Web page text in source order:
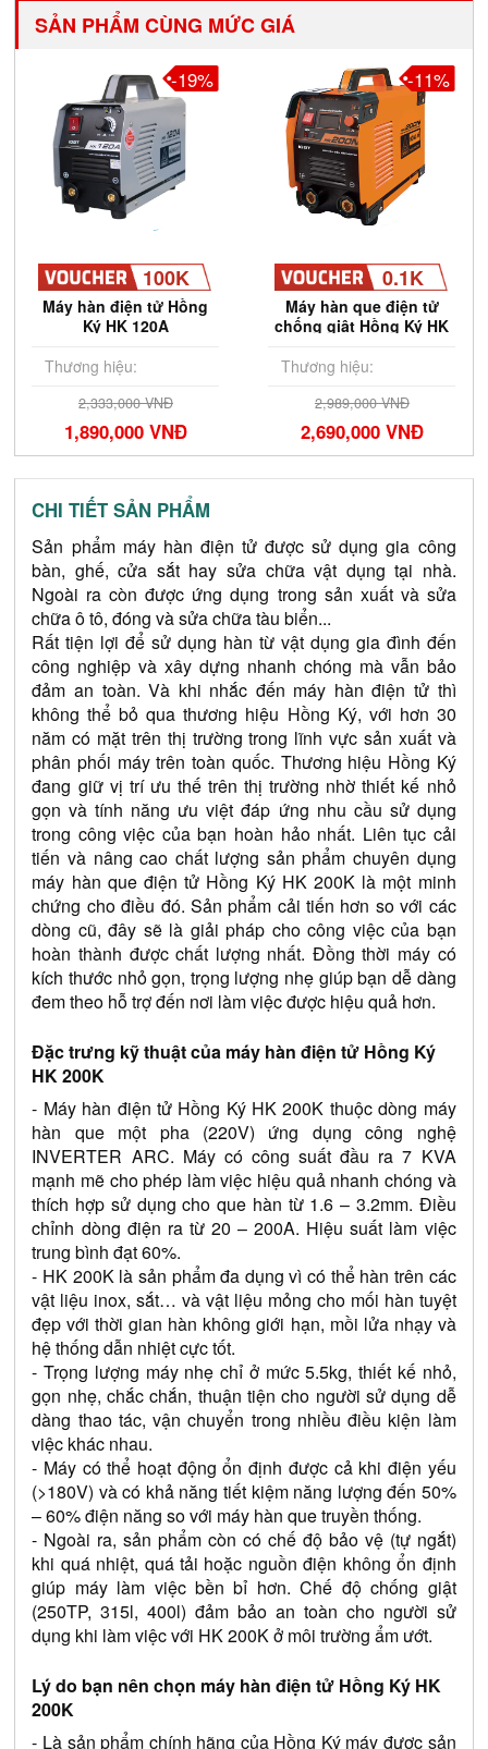
SẢN PHẨM CÙNG MỨC GIÁ
100K
Máy hàn điện tử Hồng
Ký HK 120A
Thương hiệu:
2,333,000 VNĐ
1,890,000 VNĐ
-19%
0.1K
Máy hàn que điện tử
chống giật Hồng Ký HK
Thương hiệu:
2,989,000 VNĐ
2,690,000 VNĐ
-11%
CHI TIẾT SẢN PHẨM
Sản phẩm máy hàn điện tử được sử dụng gia công
bàn, ghế, cửa sắt hay sửa chữa vật dụng tại nhà.
Ngoài ra còn được ứng dụng trong sản xuất và sửa
chữa ô tô, đóng và sửa chữa tàu biển...
Rất tiện lợi để sử dụng hàn từ vật dụng gia đình đến
công nghiệp và xây dựng nhanh chóng mà vẫn bảo
đảm an toàn. Và khi nhắc đến máy hàn điện tử thì
không thể bỏ qua thương hiệu Hồng Ký, với hơn 30
năm có mặt trên thị trường trong lĩnh vực sản xuất và
phân phối máy trên toàn quốc. Thương hiệu Hồng Ký
đang giữ vị trí ưu thế trên thị trường nhờ thiết kế nhỏ
gọn và tính năng ưu việt đáp ứng nhu cầu sử dụng
trong công việc của bạn hoàn hảo nhất. Liên tục cải
tiến và nâng cao chất lượng sản phẩm chuyên dụng
máy hàn que điện tử Hồng Ký HK 200K là một minh
chứng cho điều đó. Sản phẩm cải tiến hơn so với các
dòng cũ, đây sẽ là giải pháp cho công việc của bạn
hoàn thành được chất lượng nhất. Đồng thời máy có
kích thước nhỏ gọn, trọng lượng nhẹ giúp bạn dễ dàng
đem theo hỗ trợ đến nơi làm việc được hiệu quả hơn.
Đặc trưng kỹ thuật của máy hàn điện tử Hồng Ký
HK 200K
- Máy hàn điện tử Hồng Ký HK 200K thuộc dòng máy
hàn que một pha (220V) ứng dụng công nghệ
INVERTER ARC. Máy có công suất đầu ra 7 KVA
mạnh mẽ cho phép làm việc hiệu quả nhanh chóng và
thích hợp sử dụng cho que hàn từ 1.6 – 3.2mm. Điều
chỉnh dòng điện ra từ 20 – 200A. Hiệu suất làm việc
trung bình đạt 60%.
- HK 200K là sản phẩm đa dụng vì có thể hàn trên các
vật liệu inox, sắt… và vật liệu mỏng cho mối hàn tuyệt
đẹp với thời gian hàn không giới hạn, mồi lửa nhạy và
hệ thống dẫn nhiệt cực tốt.
- Trọng lượng máy nhẹ chỉ ở mức 5.5kg, thiết kế nhỏ,
gọn nhẹ, chắc chắn, thuận tiện cho người sử dụng dễ
dàng thao tác, vận chuyển trong nhiều điều kiện làm
việc khác nhau.
- Máy có thể hoạt động ổn định được cả khi điện yếu
(>180V) và có khả năng tiết kiệm năng lượng đến 50%
– 60% điện năng so với máy hàn que truyền thống.
- Ngoài ra, sản phẩm còn có chế độ bảo vệ (tự ngắt)
khi quá nhiệt, quá tải hoặc nguồn điện không ổn định
giúp máy làm việc bền bỉ hơn. Chế độ chống giật
(250TP, 315l, 400l) đảm bảo an toàn cho người sử
dụng khi làm việc với HK 200K ở môi trường ẩm ướt.
Lý do bạn nên chọn máy hàn điện tử Hồng Ký HK
200K
- Là sản phẩm chính hãng của Hồng Ký máy được sản